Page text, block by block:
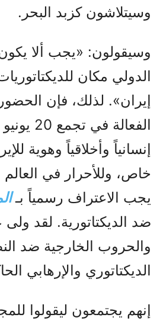
وسيتلاشون كزبد البحر.
وسيقولون: «يجب ألا
الدولي مكان
إيران». لذلك، فإن
الفعالة
إنسانياً وأخلاقياً وهوية
خاص، وللأحرار في
يجب الاعتراف رسمياً بـ
ضد الديكتاتورية. لقد
والحروب الخارجية ضد
الديكتاتوري والإرهابي
إنهم يجتمعون ليقولوا